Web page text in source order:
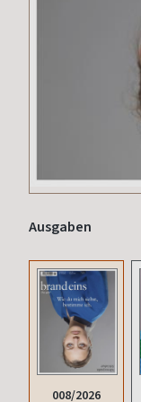
Ausgaben
008/2026